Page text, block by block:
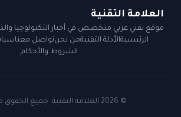
العلامة التقنية
موقع تقني عربي متخصص في أخبار التكنولوجيا
الرئيسيةالأدلة التقنيةمن نحنتواصل معنا
الشروط والأحكام
©
2026 العلامة التقنية. جميع